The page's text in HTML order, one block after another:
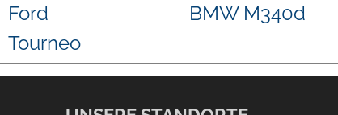
Volkswagen
Touran
Skoda